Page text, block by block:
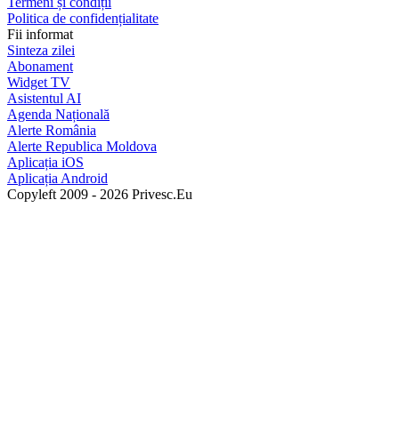
Politica de confidențialitate
Fii informat
Sinteza zilei
Abonament
Widget TV
Asistentul AI
Agenda Națională
Alerte România
Alerte Republica Moldova
Aplicația iOS
Aplicația Android
Copyleft 2009 - 2026 Privesc.Eu